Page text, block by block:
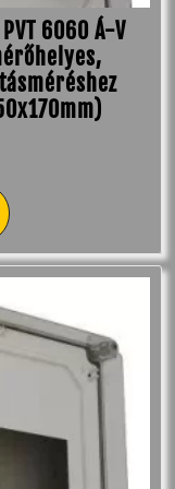
6060 Á-V